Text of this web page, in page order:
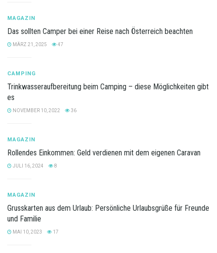
MAGAZIN
Das sollten Camper bei einer Reise nach Österreich beachten
MÄRZ 21, 2025 47
CAMPING
Trinkwasseraufbereitung beim Camping – diese Möglichkeiten gibt
es
NOVEMBER 10, 2022 36
MAGAZIN
Rollendes Einkommen: Geld verdienen mit dem eigenen Caravan
JULI 16, 2024 8
MAGAZIN
Grusskarten aus dem Urlaub: Persönliche Urlaubsgrüße für Freunde
und Familie
MAI 10, 2023 17